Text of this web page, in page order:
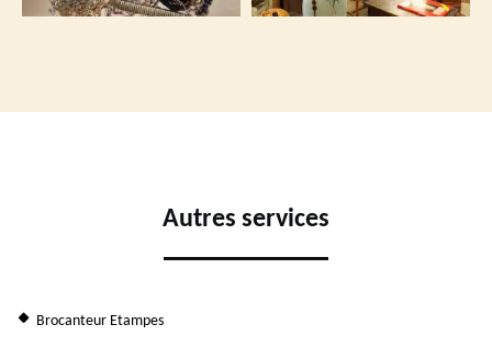
Autres services
Brocanteur Etampes